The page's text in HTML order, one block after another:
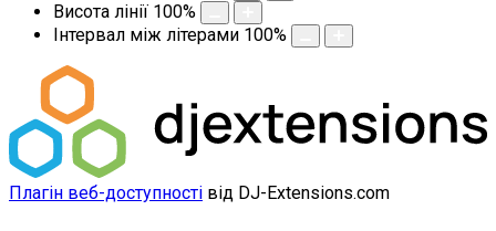
Висота лінії 100%
Інтервал між літерами 100%
Плагін веб-доступності від DJ-Extensions.com